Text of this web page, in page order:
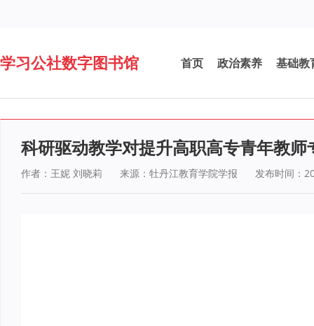
学习公社数字图书馆 首页 政治素养 基础教
科研驱动教学对提升高职高专青年教
作者：王妮 刘晓莉 来源：牡丹江教育学院学报 发布时间：